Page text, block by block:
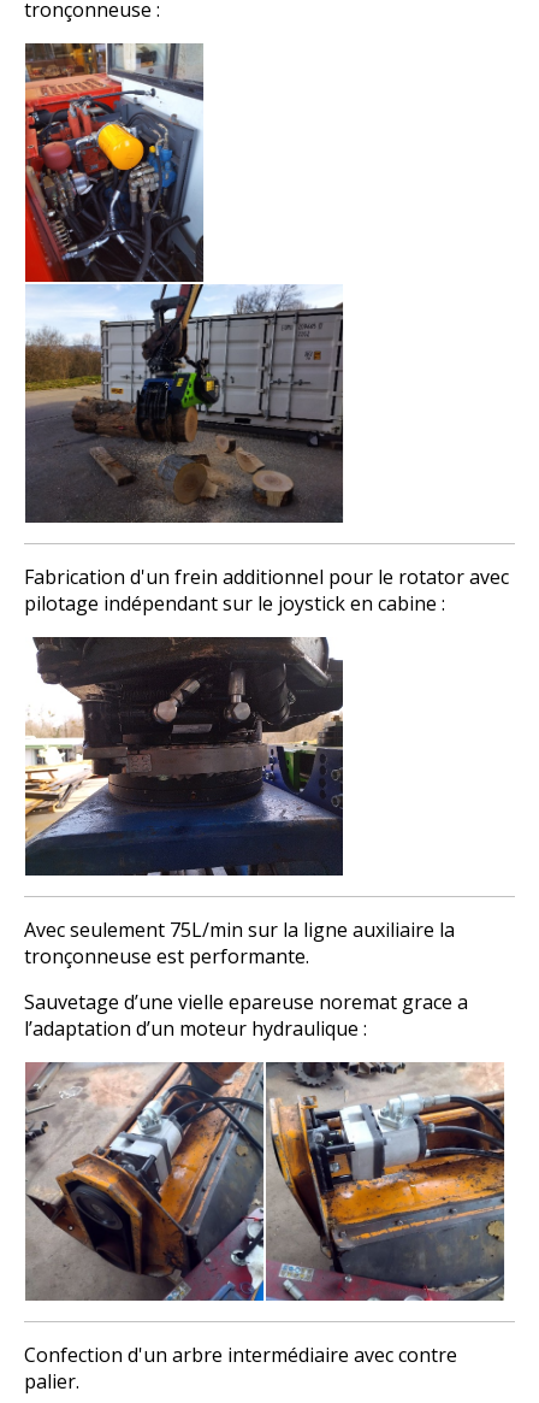
tronçonneuse :
Fabrication d'un frein additionnel pour le rotator avec
pilotage indépendant sur le joystick en cabine :
Avec seulement 75L/min sur la ligne auxiliaire la
tronçonneuse est performante.
Sauvetage d’une vielle epareuse noremat grace a
l’adaptation d’un moteur hydraulique :
Confection d'un arbre intermédiaire avec contre
palier.